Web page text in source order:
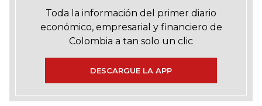
Toda la información del primer diario
económico, empresarial y financiero de
Colombia a tan solo un clic
DESCARGUE LA APP